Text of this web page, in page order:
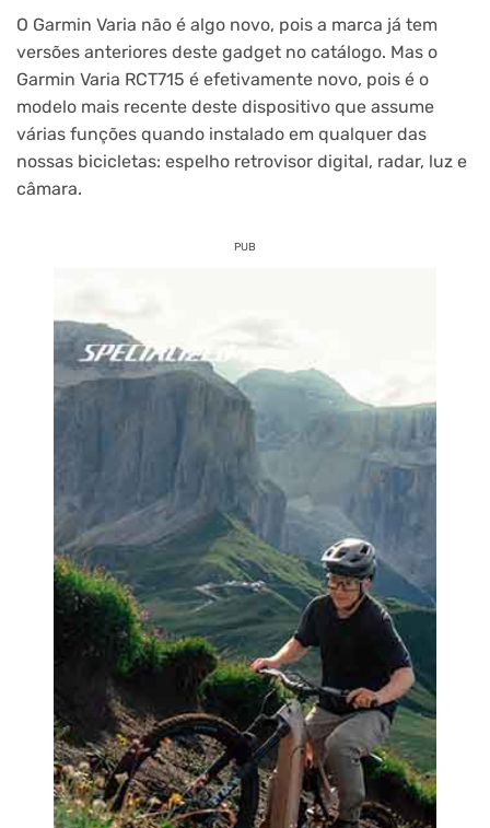
O Garmin Varia não é algo novo, pois a marca já tem
versões anteriores deste gadget no catálogo. Mas o
Garmin Varia RCT715 é efetivamente novo, pois é o
modelo mais recente deste dispositivo que assume
várias funções quando instalado em qualquer das
nossas bicicletas: espelho retrovisor digital, radar, luz e
câmara.
PUB